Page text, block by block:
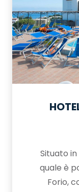
Situato
quale è
Forio,